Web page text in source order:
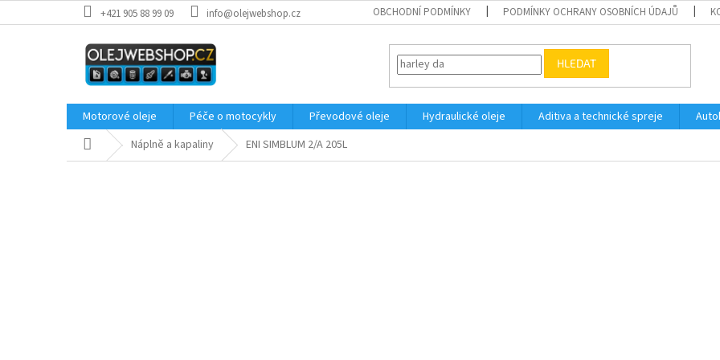
na
+421 905 88 99 09 info@olejwebshop.cz OBCHODNÍ PODMÍNKY PODMÍNKY OCHRANY OSOBNÍCH ÚDAJŮ
HLEDAT
Motorové oleje Péče o motocykly Převodové oleje Hydraulické oleje Aditiva a technické spreje
Domů Náplně a kapaliny ENI SIMBLUM 2/A 205L